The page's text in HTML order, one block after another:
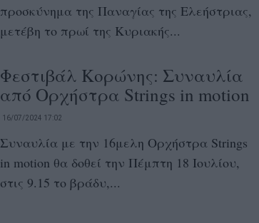
προσκύνημα της Παναγίας της Ελεήστριας,
μετέβη το πρωί της Κυριακής...
Φεστιβάλ Κορώνης: Συναυλία
από Ορχήστρα Strings in motion
16/07/2024 17:02
Συναυλία με την 16μελη Ορχήστρα Strings
in motion θα δοθεί την Πέμπτη 18 Ιουλίου,
στις 9.15 το βράδυ,...